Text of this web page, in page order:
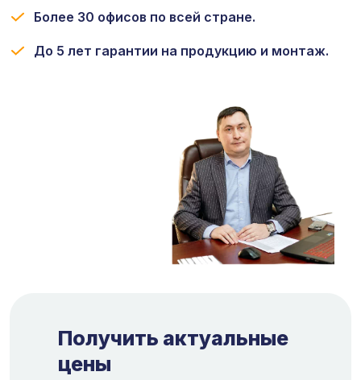
Более 30 офисов по всей стране.
До 5 лет гарантии на продукцию и монтаж.
Получить актуальные
цены